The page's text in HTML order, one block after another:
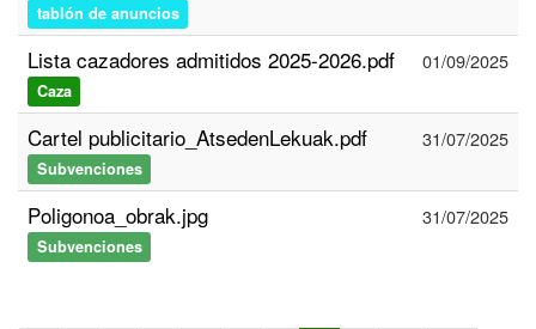
tablón de anuncios
Lista cazadores admitidos 2025-2026.pdf
Caza
01/09/2025
Cartel publicitario_AtsedenLekuak.pdf
Subvenciones
31/07/2025
Poligonoa_obrak.jpg
Subvenciones
31/07/2025